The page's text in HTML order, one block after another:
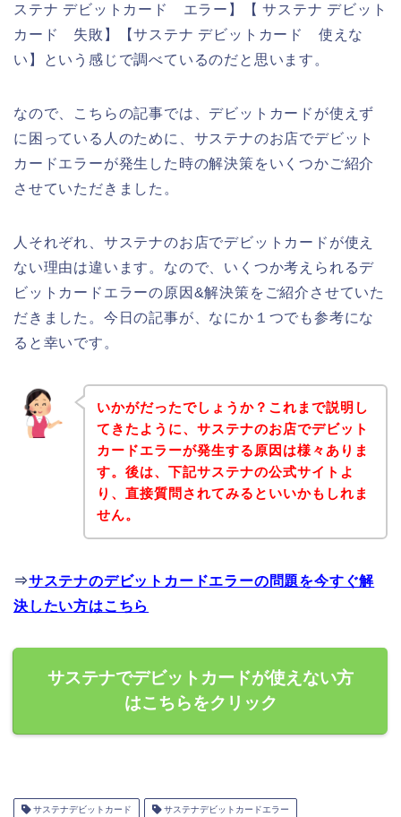
ステナ デビットカード エラー】【 サステナ デビット
カード 失敗】【サステナ デビットカード 使えな
い】という感じで調べているのだと思います。
なので、こちらの記事では、デビットカードが使えず
に困っている人のために、サステナのお店でデビット
カードエラーが発生した時の解決策をいくつかご紹介
させていただきました。
人それぞれ、サステナのお店でデビットカードが使え
ない理由は違います。なので、いくつか考えられるデ
ビットカードエラーの原因&解決策をご紹介させていた
だきました。今日の記事が、なにか１つでも参考にな
ると幸いです。
いかがだったでしょうか？これまで説明し
てきたように、サステナのお店でデビット
カードエラーが発生する原因は様々ありま
す。後は、下記サステナの公式サイトよ
り、直接質問されてみるといいかもしれま
せん。
⇒サステナのデビットカードエラーの問題を今すぐ解
決したい方はこちら
サステナでデビットカードが使えない方
はこちらをクリック
サステナデビットカード サステナデビットカードエラー